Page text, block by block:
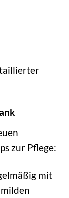
zur Pflege:
mit